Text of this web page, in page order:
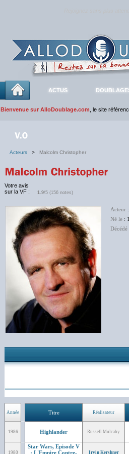
ACTUS
Bienvenue sur AlloDoublage.com , le site
Acteurs > Malcolm Christopher
Votre avis
sur la VF :
1.9/5 (156 notes)
Acteur
Né le :
Décédé
Année Titre Réalisateur
1986 Highlander Russell Mulcahy
1980
Star Wars, Episode V
: L'Empire Contre-
Irvin Kershner